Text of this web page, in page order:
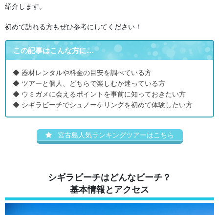
紹介します。
初めて訪れる方もぜひ参考にしてください！
この記事はこんな方に…
◆ 器材レンタルや料金の目安を調べている方
◆ ツアーと個人、どちらで楽しむか迷っている方
◆ ウミガメに会えるポイントを事前に知っておきたい方
◆ シギラビーチでシュノーケリングを初めて体験したい方
宮古島人気ランキングツアーはこちら
シギラビーチはどんなビーチ？
基本情報とアクセス